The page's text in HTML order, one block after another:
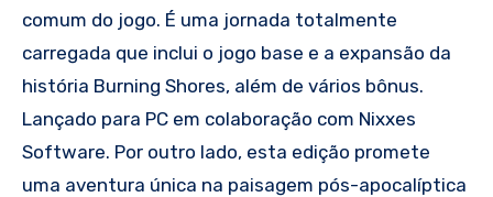
comum do jogo. É uma jornada totalmente
carregada que inclui o jogo base e a expansão da
história Burning Shores, além de vários bônus.
Lançado para PC em colaboração com Nixxes
Software. Por outro lado, esta edição promete
uma aventura única na paisagem pós-apocalíptica